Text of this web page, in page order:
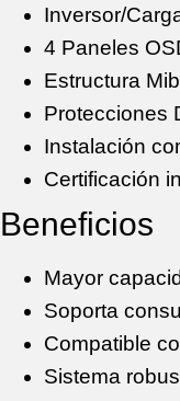
Inversor/
4 Paneles
Estructura
Protecciones
Instalación
Certificación
Beneficios
Mayor
Soporta
Compatible
Sistema